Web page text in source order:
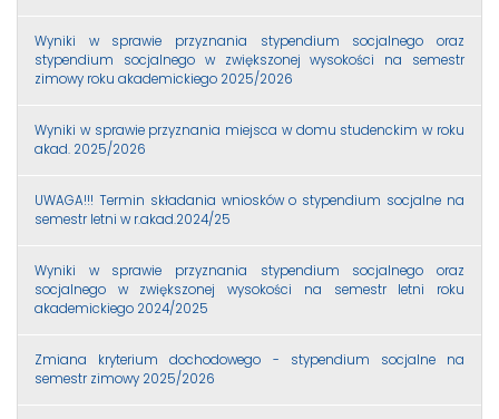
Wyniki w sprawie przyznania stypendium socjalnego oraz
stypendium socjalnego w zwiększonej wysokości na semestr
zimowy roku akademickiego 2025/2026
Wyniki w sprawie przyznania miejsca w domu studenckim w roku
akad. 2025/2026
UWAGA!!! Termin składania wniosków o stypendium socjalne na
semestr letni w r.akad.2024/25
Wyniki w sprawie przyznania stypendium socjalnego oraz
socjalnego w zwiększonej wysokości na semestr letni roku
akademickiego 2024/2025
Zmiana kryterium dochodowego - stypendium socjalne na
semestr zimowy 2025/2026